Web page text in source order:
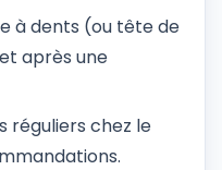
à dents (ou tête de
après une
réguliers chez le